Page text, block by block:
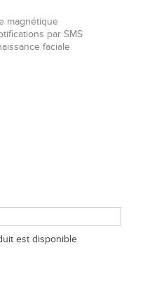
magnétique
par SMS
faciale
est disponible